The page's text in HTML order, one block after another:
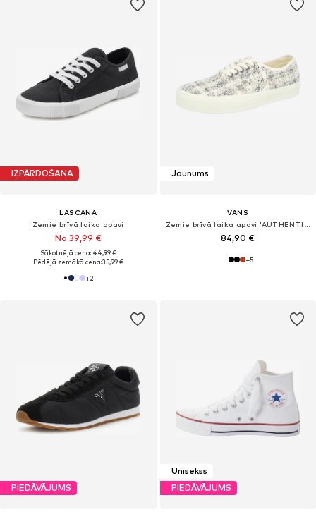
IZPĀRDOŠANA
LASCANA
Zemie brīvā laika apavi
No 39,99 €
Sākotnējā cena: 44,99 €
Pēdējā zemākā cena:35,99 €
+2
Jaunums
VANS
Zemie brīvā laika apavi 'AUTHENTIC'
84,90 €
+5
PIEDĀVĀJUMS
Unisekss
PIEDĀVĀJUMS